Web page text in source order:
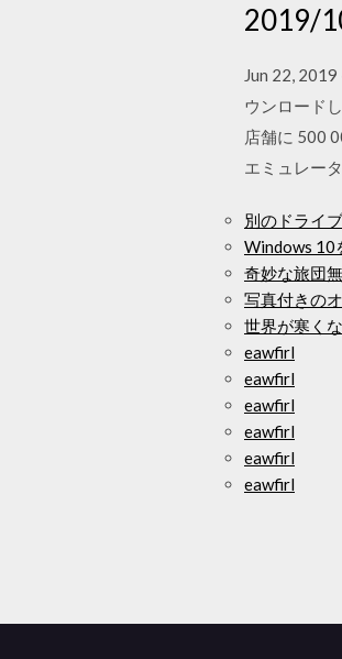
2019/
Jun 22,
ウンロード
店舗に 500
エミュレー
別のドライ
Windows 10
奇妙な旅団
写真付きの
世界が寒く
eawfirl
eawfirl
eawfirl
eawfirl
eawfirl
eawfirl